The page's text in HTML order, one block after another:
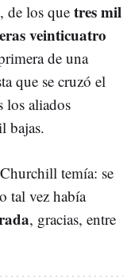
de los quetres mil
veinticuatro
de una
que se cruzó el
los aliados
bajas.
temía: se
tal vez había
, gracias, entre